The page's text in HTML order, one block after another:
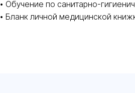
• Обучение по санитарно-
• Бланк личной медицинской